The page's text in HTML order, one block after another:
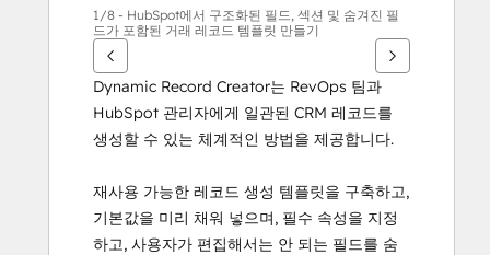
하
십
시
오.
1/8 - HubSpot에서 구조화된 필드, 섹션 및 숨겨진 필
드가 포함된 거래 레코드 템플릿 만들기
Dynamic Record Creator는 RevOps 팀과
HubSpot 관리자에게 일관된 CRM 레코드를
생성할 수 있는 체계적인 방법을 제공합니다.
재사용 가능한 레코드 생성 템플릿을 구축하고,
기본값을 미리 채워 넣으며, 필수 속성을 지정
하고, 사용자가 편집해서는 안 되는 필드를 숨